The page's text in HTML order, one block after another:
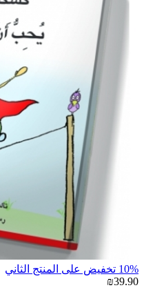
10% تخفيض على المنتج الثاني
₪39.90